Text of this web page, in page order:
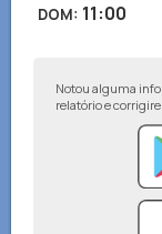
DOM: 11:00
Notou alguma
relatório e